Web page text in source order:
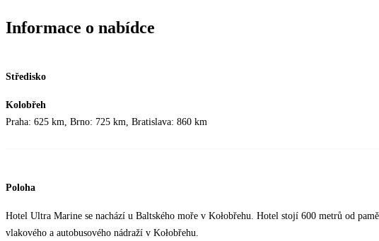
Informace o nabídce
Středisko
Kolobřeh
Praha: 625 km, Brno: 725 km, Bratislava: 860 km
Poloha
Hotel Ultra Marine se nachází u Baltského moře v Kołobřehu. Hotel stojí 600 metrů od
vlakového a autobusového nádraží v Kołobřehu.